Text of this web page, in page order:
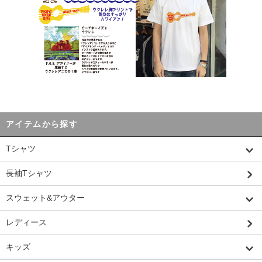
アイテムから探す
Tシャツ
長袖Tシャツ
スウェット&アウター
レディース
キッズ